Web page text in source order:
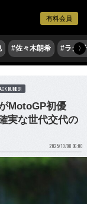
有料会員
#佐々木朗希 #ラグ〉
NUMBER
MotoGP初優
実な世代交代の
2025/10/08 06:00